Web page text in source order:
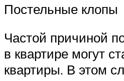
Постельные клопы
Частой причиной
в квартире могут
квартиры. В этом